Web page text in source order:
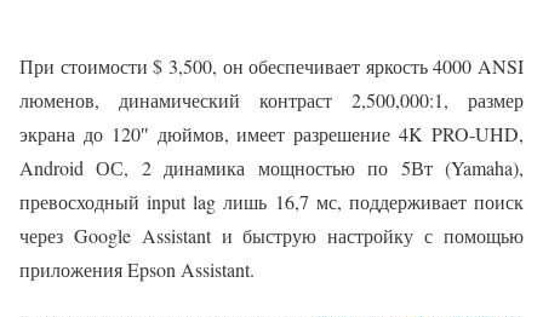
При стоимости $ 3,500, он обеспечивает яркость 4000 ANSI
люменов, динамический контраст 2,500,000:1, размер
экрана до 120″ дюймов, имеет разрешение 4K PRO-UHD,
Android ОС, 2 динамика мощностью по 5Вт (Yamaha),
превосходный input lag лишь 16,7 мс, поддерживает поиск
через Google Assistant и быструю настройку с помощью
приложения Epson Assistant.